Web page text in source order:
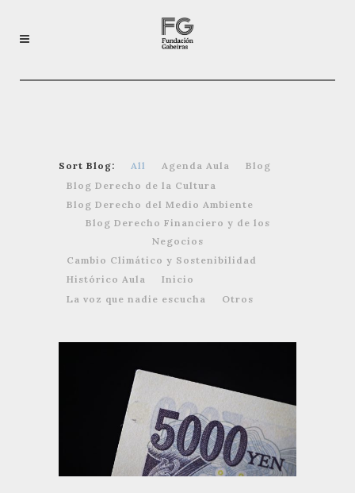
Sort Blog: All Agenda Aula
Blog
Blog Derecho de la Cultura
Blog Derecho del Medio Ambiente
Blog Derecho Financiero y de los
Negocios
Cambio Climático y Sostenibilidad
Histórico Aula
Inicio
La voz que nadie escucha
Otros